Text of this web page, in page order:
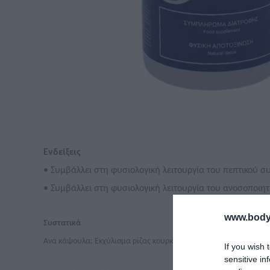
If you wish
sensitive
Ενδείξεις
• Συμβάλλει στη φυσιολογική λειτουργία του πεπτικού
• Συμβάλλει στη φυσιολογική λειτουργία του
Συστατικά
Ανά κάψουλα: Εκχύλισμα ρίζας κουρκουμά 500mg (εκ των